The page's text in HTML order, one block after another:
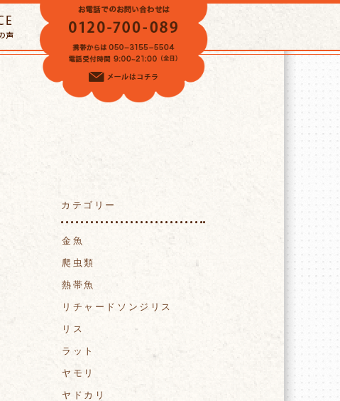
VOICE
カテゴリー
金魚
爬虫類
熱帯魚
リチャードソンジリス
リス
ラット
ヤモリ
ヤドカリ